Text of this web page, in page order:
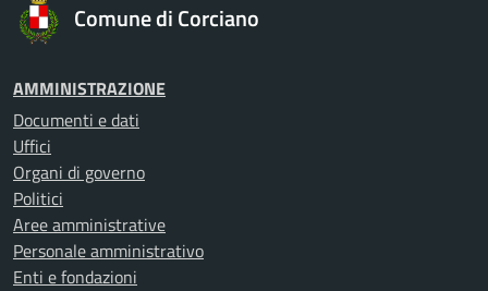
Comune di Corciano
AMMINISTRAZIONE
Documenti e dati
Uffici
Organi di governo
Politici
Aree amministrative
Personale amministrativo
Enti e fondazioni